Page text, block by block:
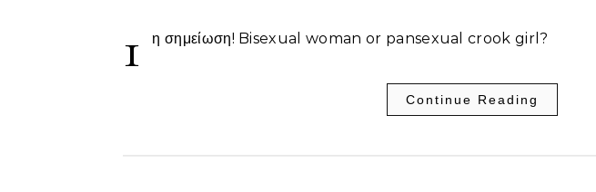
1 η σημείωση! Bisexual woman or pansexual crook girl?
Continue Reading